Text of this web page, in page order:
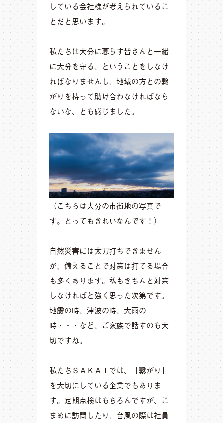
している会社様が考えられているこ
とだと思います。
私たちは大分に暮らす皆さんと一緒
に大分を守る、ということをしなけ
ればなりませんし、地域の方との繋
がりを持って助け合わなければなら
ないな、とも感じました。
（こちらは大分の市街地の写真で
す。とってもきれいなんです！）
自然災害には太刀打ちできません
が、備えることで対策は打てる場合
も多くあります。私もきちんと対策
しなければと強く思った次第です。
地震の時、津波の時、大雨の
時・・・など、ご家族で話すのも大
切ですね。
私たちＳＡＫＡＩでは、「繋がり」
を大切にしている企業でもありま
す。定期点検はもちろんですが、こ
まめに訪問したり、台風の際は社員